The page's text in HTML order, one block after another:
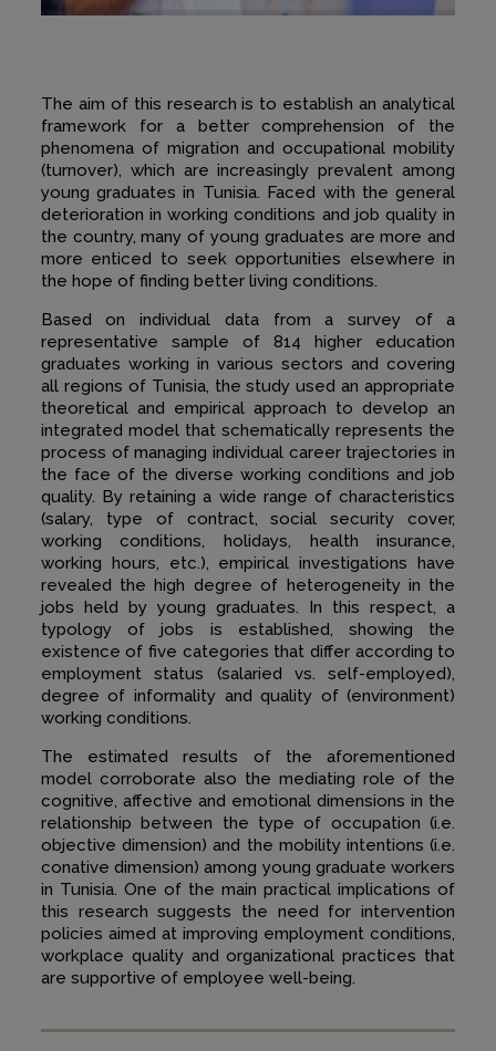
The aim of this research is to establish an analytical
framework for a better comprehension of the
phenomena of migration and occupational mobility
(turnover), which are increasingly prevalent among
young graduates in Tunisia. Faced with the general
deterioration in working conditions and job quality in
the country, many of young graduates are more and
more enticed to seek opportunities elsewhere in
the hope of finding better living conditions.
Based on individual data from a survey of a
representative sample of 814 higher education
graduates working in various sectors and covering
all regions of Tunisia, the study used an appropriate
theoretical and empirical approach to develop an
integrated model that schematically represents the
process of managing individual career trajectories in
the face of the diverse working conditions and job
quality. By retaining a wide range of characteristics
(salary, type of contract, social security cover,
working conditions, holidays, health insurance,
working hours, etc.), empirical investigations have
revealed the high degree of heterogeneity in the
jobs held by young graduates. In this respect, a
typology of jobs is established, showing the
existence of five categories that differ according to
employment status (salaried vs. self-employed),
degree of informality and quality of (environment)
working conditions.
The estimated results of the aforementioned
model corroborate also the mediating role of the
cognitive, affective and emotional dimensions in the
relationship between the type of occupation (i.e.
objective dimension) and the mobility intentions (i.e.
conative dimension) among young graduate workers
in Tunisia. One of the main practical implications of
this research suggests the need for intervention
policies aimed at improving employment conditions,
workplace quality and organizational practices that
are supportive of employee well-being.